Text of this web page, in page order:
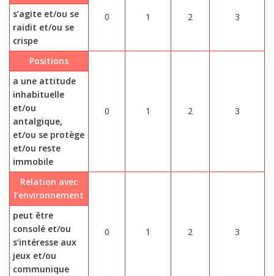
0
1 2 3
s’agite et/ou se
raidit et/ou se
crispe
Positions
0 1 2 3
a une attitude
inhabituelle
et/ou
antalgique,
et/ou se protège
et/ou reste
immobile
Relation avec
l’environnement
0 1 2 3
peut être
consolé et/ou
s’intéresse aux
jeux et/ou
communique